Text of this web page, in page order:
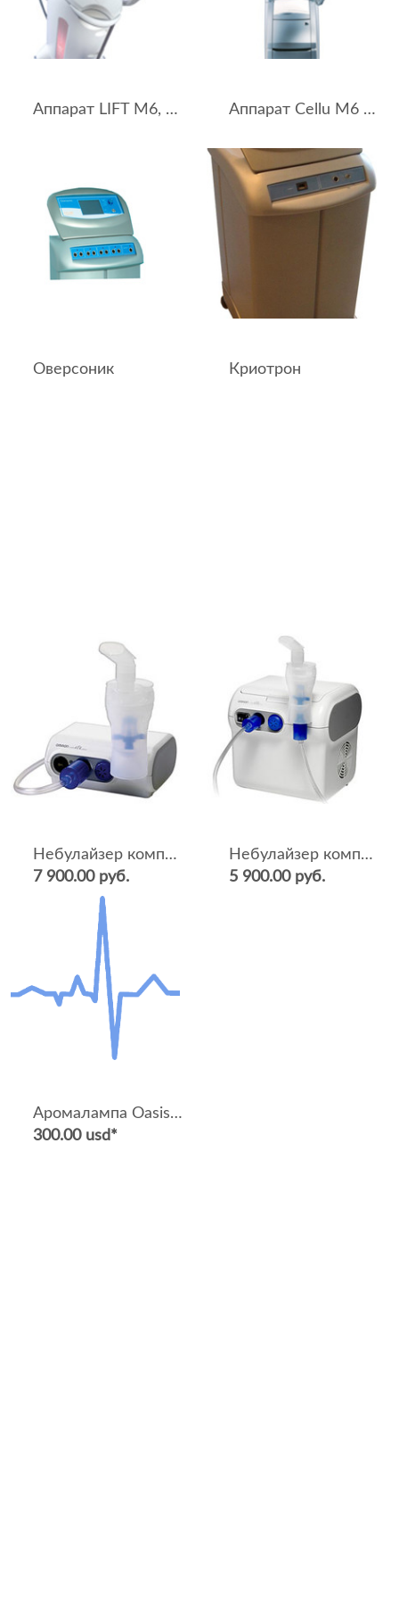
Аппарат LIFT M6, LPG SYSTEMS Аппарат Cellu M6 Keymodule
Оверсоник Криотрон
Небулайзер компрессорный CompAIR Elite C30
7 900.00 руб.
Небулайзер компрессорный CompAIR Pro C29
5 900.00 руб.
Аромалампа Oasis-C (микропроцессор, цифровая индикация, 1 тепловая кювета)
300.00 usd*